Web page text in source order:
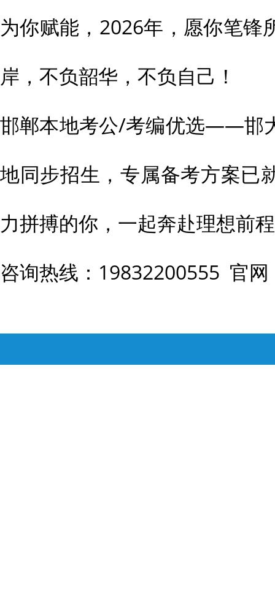
为你赋能，2026年，愿你笔锋
岸，不负韶华，不负自己！
邯郸本地考公/考编优选——邯
地同步招生，专属备考方案已
力拼搏的你，一起奔赴理想前
咨询热线：19832200555 官